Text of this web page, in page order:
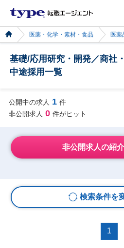
医薬・化学・素材・食品 医薬
基礎/応用研究・開発／商社
中途採用一覧
公開中の求人 1 件
非公開求人 0 件がヒット
非公開求人の紹
検索条件を
1